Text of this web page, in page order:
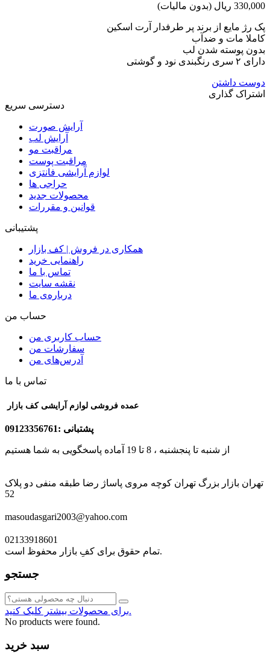
330,000 ریال (بدون مالیات)
پک رژ مایع از برند پر طرفدار آرت اسکین
کاملا مات و ضدآب
بدون پوسته شدن لب
دارای ۲ سری رنگبندی نود و گوشتی
دوست داشتن
اشتراک گذاری
دسترسی سریع
آرایش صورت
آرایش لب
مراقبت مو
مراقبت پوست
لوازم آرایشی فانتزی
حراجی ها
محصولات جدید
قوانین و مقررات
پشتیبانی
همکاری در فروش | کف بازار
راهنمایی خرید
تماس با ما
نقشه سایت
درباره‌ی ما
حساب من
حساب کاربری من
سفارشات من
آدرس‌های من
تماس با ما
پشتبانی :09123356761
از شنبه تا پنجشنبه ، 8 تا 19 آماده پاسخگویی به شما هستیم
تهران بازار بزرگ تهران کوچه مروی پاساژ رضا طبقه منفی دو پلاک
52
masoudasgari2003@yahoo.com
02133918601
تمام حقوق برای کفِ بازار محفوظ است.
جستجو
برای محصولات بیشتر کلیک کنید.
No products were found.
سبد خرید